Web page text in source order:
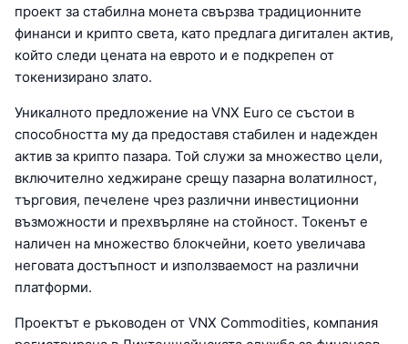
проект за стабилна монета свързва традиционните
финанси и крипто света, като предлага дигитален актив,
който следи цената на еврото и е подкрепен от
токенизирано злато.
Уникалното предложение на VNX Euro се състои в
способността му да предоставя стабилен и надежден
актив за крипто пазара. Той служи за множество цели,
включително хеджиране срещу пазарна волатилност,
търговия, печелене чрез различни инвестиционни
възможности и прехвърляне на стойност. Токенът е
наличен на множество блокчейни, което увеличава
неговата достъпност и използваемост на различни
платформи.
Проектът е ръководен от VNX Commodities, компания